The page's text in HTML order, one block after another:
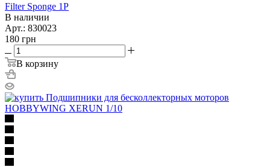
Filter Sponge 1P
В наличии
Арт.: 830023
180 грн
В корзину